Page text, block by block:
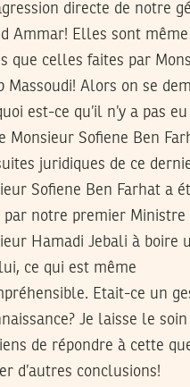
directe de notre
Ammar! Elles sont
que celles faites par
Massoudi! Alors on se
est-ce qu’il n’y a pas
Monsieur Sofiene Ben
juridiques de ce
Sofiene Ben Farhat a
par notre premier Ministre
Hamadi Jebali à boire
ce qui est même
Etait-ce un
Je laisse le
de répondre à cette
d’autres conclusions!